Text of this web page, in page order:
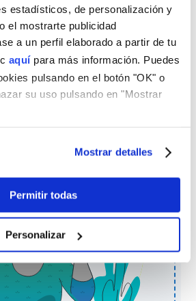
estadísticos, de personalización y
el mostrarte publicidad
a un perfil elaborado a partir de tu
aquípara más información. Puedes
pulsando en el botón "OK" o
su uso pulsando en "Mostrar
Mostrar detalles
Permitir todas
Personalizar
financing
has been
correctly
Thank you!